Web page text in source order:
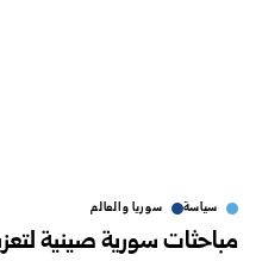
سياسة سوريا والعالم
مباحثات سورية صينية